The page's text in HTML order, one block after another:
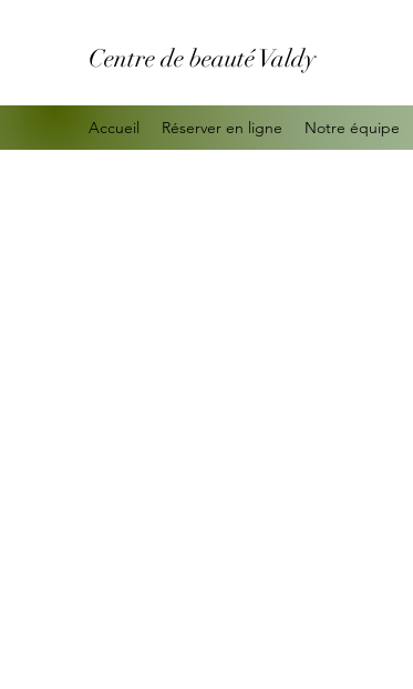
Centre de beauté Valdy
Accueil Réserver en ligne Notre équipe